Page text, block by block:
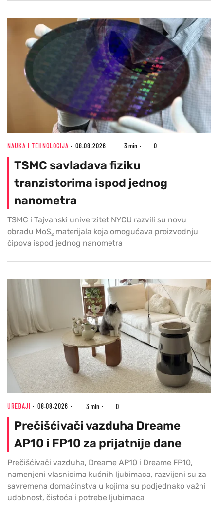
NAUKA I TEHNOLOGIJA 08.08.2026 3 min 0
TSMC savladava fiziku
tranzistorima ispod jednog
nanometra
TSMC i Tajvanski univerzitet NYCU razvili su novu
obradu MoS₂ materijala koja omogućava proizvodnju
čipova ispod jednog nanometra
UREĐAJI 08.08.2026 3 min 0
Prečišćivači vazduha Dreame
AP10 i FP10 za prijatnije dane
Prečišćivači vazduha, Dreame AP10 i Dreame FP10,
namenjeni vlasnicima kućnih ljubimaca, razvijeni su za
savremena domaćinstva u kojima su podjednako važni
udobnost, čistoća i potrebe ljubimaca